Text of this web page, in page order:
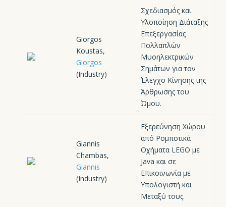
Giorgos
Koustas,
Giorgos
(Industry)
Σχεδιασμός και
Υλοποίηση Διάταξης
Επεξεργασίας
Πολλαπλών
Μυοηλεκτρικών
Σημάτων για τον
Έλεγχο Κίνησης της
Άρθρωσης του
Ώμου.
Giannis
Chambas,
Giannis
(Industry)
Εξερεύνηση Χώρου
από Ρομποτικά
Οχήματα LEGO με
Java και σε
Επικοινωνία με
Υπολογιστή και
Μεταξύ τους.